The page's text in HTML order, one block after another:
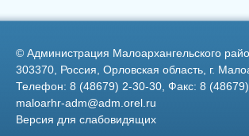
© Администрация Малоархангельского
303370, Россия, Орловская область, г.
Телефон: 8 (48679) 2-30-30, Факс: 8
maloarhr-adm@adm.orel.ru
Версия для слабовидящих